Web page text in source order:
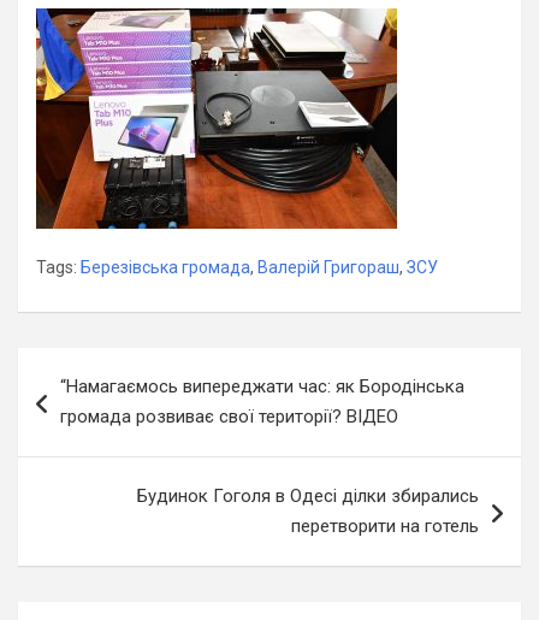
Tags: Березівська громада, Валерій Григораш, ЗСУ
записів
“Намагаємось випереджати час: як Бородінська
громада розвиває свої території? ВІДЕО
Будинок Гоголя в Одесі ділки збирались
перетворити на готель